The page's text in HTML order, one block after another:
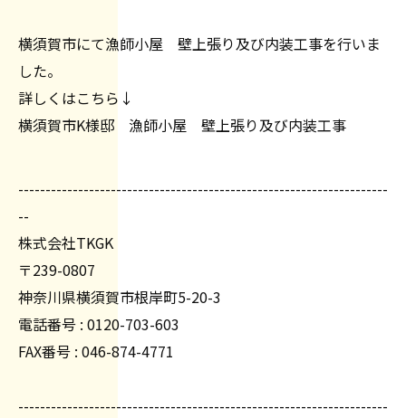
横須賀市にて漁師小屋 壁上張り及び内装工事を行いま
した。
詳しくはこちら↓
横須賀市K様邸 漁師小屋 壁上張り及び内装工事
--------------------------------------------------------------------
--
株式会社TKGK
〒239-0807
神奈川県横須賀市根岸町5-20-3
電話番号 : 0120-703-603
FAX番号 : 046-874-4771
--------------------------------------------------------------------